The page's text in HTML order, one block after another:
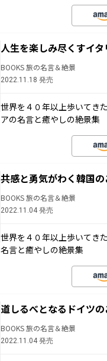
人生を楽しみ尽くすイ
BOOKS 旅の名言＆絶景
2022.11.18 発売
世界を４０年以上歩いてき
アの名言と癒やしの絶景集
共感と勇気がわく韓国
BOOKS 旅の名言＆絶景
2022.11.04 発売
世界を４０年以上歩いてき
名言と癒やしの絶景集
道しるべとなるドイツ
BOOKS 旅の名言＆絶景
2022.11.04 発売